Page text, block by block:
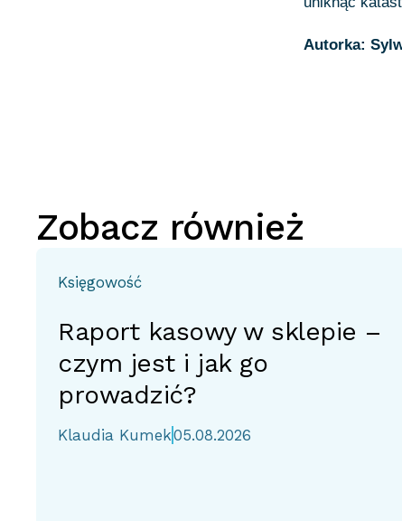
Autorka:
Zobacz również
Księgowość
Raport kasowy w sklepie –
czym jest i jak go
prowadzić?
Klaudia Kumek05.08.2026